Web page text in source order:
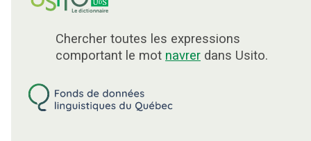
Chercher toutes les expressions
comportant le mot navrer dans Usito.